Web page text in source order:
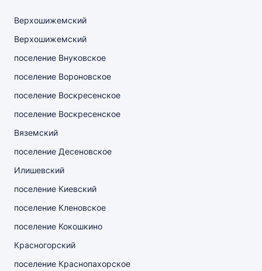
Верхошижемский
Верхошижемский
поселение Внуковское
поселение Вороновское
поселение Воскресенское
поселение Воскресенское
Вяземский
поселение Десеновское
Илишевский
поселение Киевский
поселение Кленовское
поселение Кокошкино
Красногорский
поселение Краснопахорское